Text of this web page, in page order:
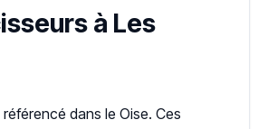
à Les
dans le Oise. Ces